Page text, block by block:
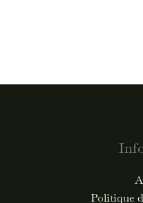
Politique